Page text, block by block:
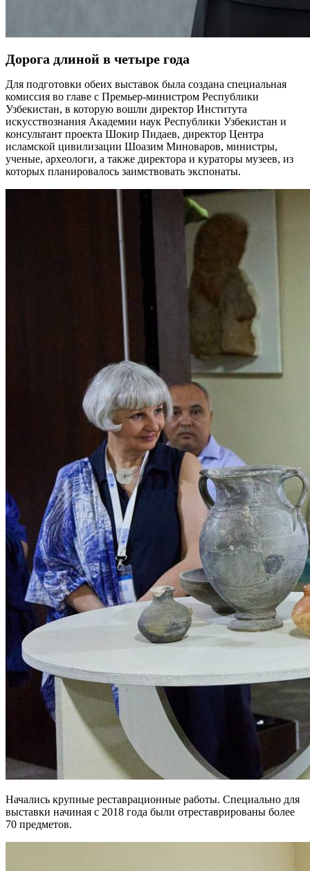
Дорога длиной в четыре года
Для подготовки обеих выставок была создана специальная
комиссия во главе с Премьер-министром Республики
Узбекистан, в которую вошли директор Института
искусствознания Академии наук Республики Узбекистан и
консультант проекта Шокир Пидаев, директор Центра
исламской цивилизации Шоазим Миноваров, министры,
ученые, археологи, а также директора и кураторы музеев, из
которых планировалось заимствовать экспонаты.
Начались крупные реставрационные работы. Специально для
выставки начиная с 2018 года были отреставрированы более
70 предметов.